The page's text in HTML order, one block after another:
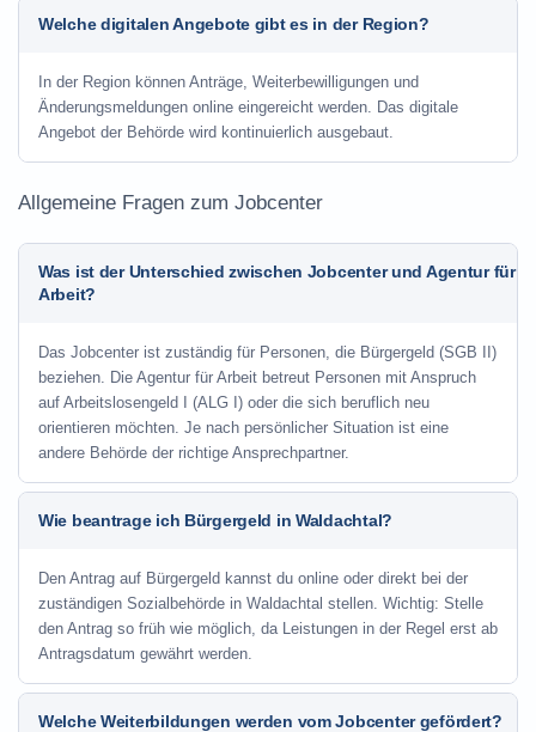
Welche digitalen Angebote gibt es in der Region?
In der Region können Anträge, Weiterbewilligungen und
Änderungsmeldungen online eingereicht werden. Das digitale
Angebot der Behörde wird kontinuierlich ausgebaut.
Allgemeine Fragen zum Jobcenter
Was ist der Unterschied zwischen Jobcenter und Agentur für
Arbeit?
Das Jobcenter ist zuständig für Personen, die Bürgergeld (SGB II)
beziehen. Die Agentur für Arbeit betreut Personen mit Anspruch
auf Arbeitslosengeld I (ALG I) oder die sich beruflich neu
orientieren möchten. Je nach persönlicher Situation ist eine
andere Behörde der richtige Ansprechpartner.
Wie beantrage ich Bürgergeld in Waldachtal?
Den Antrag auf Bürgergeld kannst du online oder direkt bei der
zuständigen Sozialbehörde in Waldachtal stellen. Wichtig: Stelle
den Antrag so früh wie möglich, da Leistungen in der Regel erst ab
Antragsdatum gewährt werden.
Welche Weiterbildungen werden vom Jobcenter gefördert?